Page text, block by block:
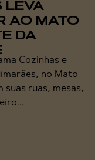
LEVA
AO MATO
DA
Cozinhas e
no Mato
ruas, mesas,